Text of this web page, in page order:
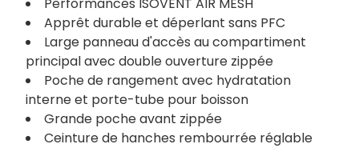
Performances ISOVENT AIR MESH
Apprêt durable et déperlant sans PFC
Large panneau d'accès au compartiment
principal avec double ouverture zippée
Poche de rangement avec hydratation
interne et porte-tube pour boisson
Grande poche avant zippée
Ceinture de hanches rembourrée réglable